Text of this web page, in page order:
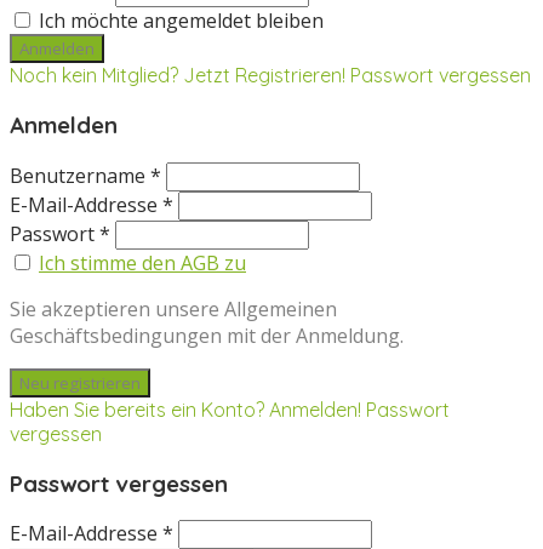
Ich möchte angemeldet bleiben
Noch kein Mitglied? Jetzt Registrieren! Passwort vergessen
Anmelden
Benutzername *
E-Mail-Addresse *
Passwort *
Ich stimme den AGB zu
Sie akzeptieren unsere Allgemeinen
Geschäftsbedingungen mit der Anmeldung.
Haben Sie bereits ein Konto? Anmelden! Passwort
vergessen
Passwort vergessen
E-Mail-Addresse *